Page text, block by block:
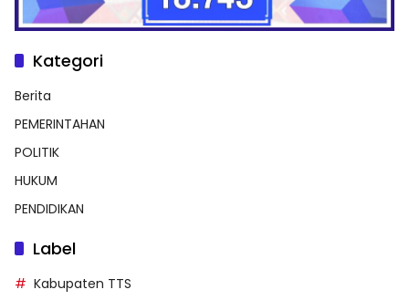
Kategori
Berita
PEMERINTAHAN
POLITIK
HUKUM
PENDIDIKAN
Label
Kabupaten TTS